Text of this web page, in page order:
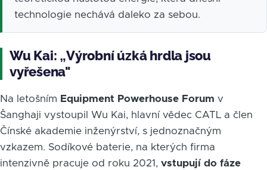
technologie nechává daleko za sebou.
Wu Kai: „Výrobní úzká hrdla jsou
vyřešena"
Na letošním Equipment Powerhouse Forum v
Šanghaji vystoupil Wu Kai, hlavní vědec CATL a člen
Čínské akademie inženýrství, s jednoznačným
vzkazem. Sodíkové baterie, na kterých firma
intenzivně pracuje od roku 2021, vstupují do fáze